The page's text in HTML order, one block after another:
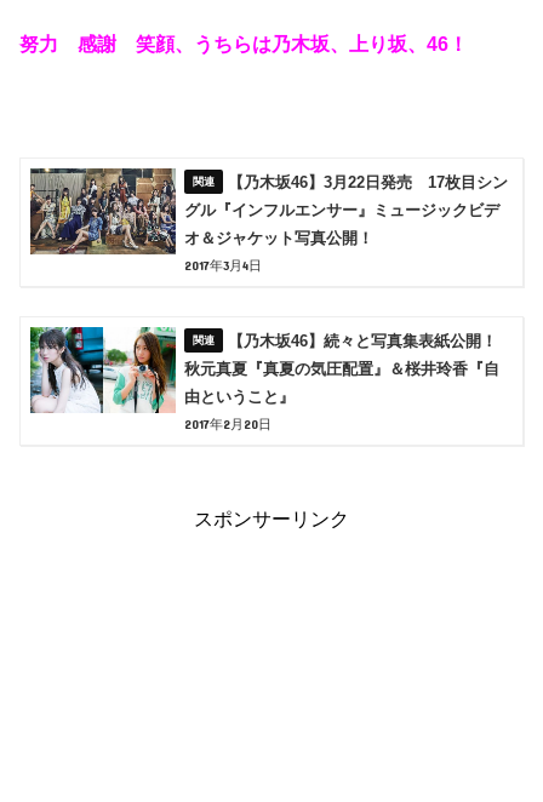
努力 感謝 笑顔、うちらは乃木坂、上り坂、46！
【乃木坂46】3月22日発売 17枚目シン
グル『インフルエンサー』ミュージックビデ
オ＆ジャケット写真公開！
2017年3月4日
【乃木坂46】続々と写真集表紙公開！
秋元真夏『真夏の気圧配置』＆桜井玲香『自
由ということ』
2017年2月20日
スポンサーリンク